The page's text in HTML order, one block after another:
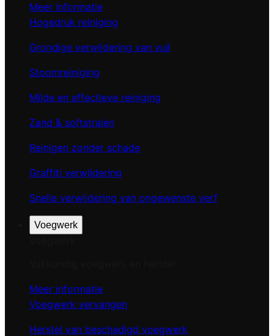
Meer informatie
Hogedruk reiniging
Grondige verwijdering van vuil
Stoomreiniging
Milde en effectieve reiniging
Zand & softstralen
Reinigen zonder schade
Graffiti verwijdering
Snelle verwijdering van ongewenste verf
Voegwerk
Meer informatie
Voegwerk vervangen
Herstel van beschadigd voegwerk